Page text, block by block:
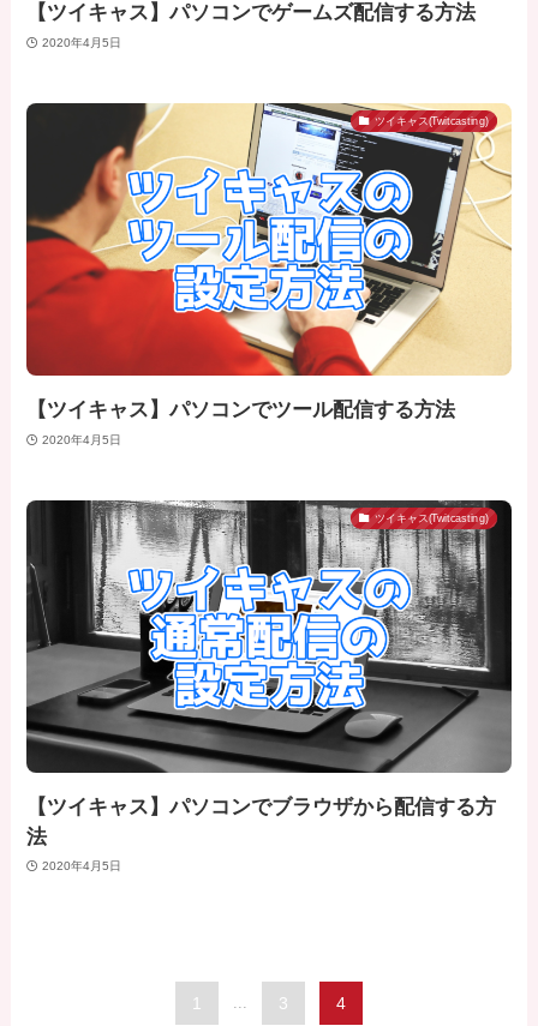
【ツイキャス】パソコンでゲームズ配信する方法
2020年4月5日
ツイキャス(Twitcasting)
【ツイキャス】パソコンでツール配信する方法
2020年4月5日
ツイキャス(Twitcasting)
【ツイキャス】パソコンでブラウザから配信する方
法
2020年4月5日
1 3 4